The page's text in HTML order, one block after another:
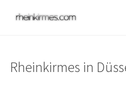
Rheinkirmes in